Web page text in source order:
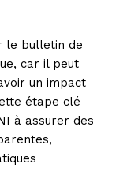
le bulletin de
car il peut
un impact
étape clé
à assurer des